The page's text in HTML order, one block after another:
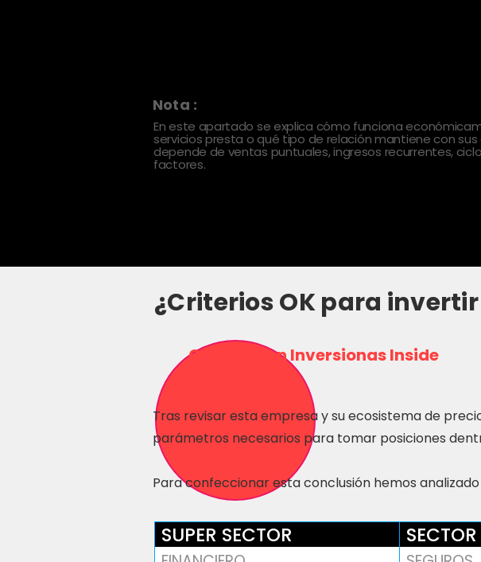
Nota :
En este apartado se explica cómo funciona
servicios presta o qué tipo de relación mantiene con
depende de ventas puntuales, ingresos recurrentes,
factores.
¿Criterios OK para
Consulta en Inversionas Inside
Tras revisar esta empresa y su ecosistema de
parámetros necesarios para tomar posiciones
Para confeccionar esta conclusión hemos
SUPER SECTOR SECTOR